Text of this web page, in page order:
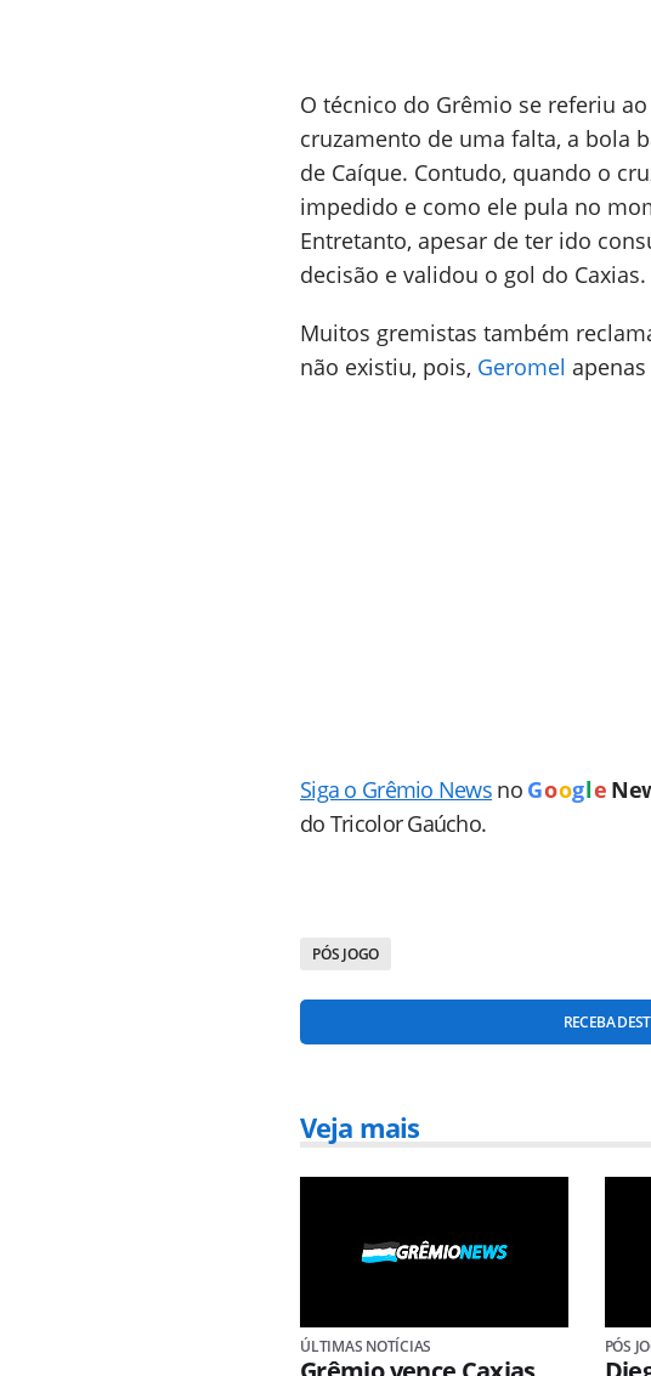
O técnico do Grêmio se referiu
cruzamento de uma falta, a bola
de Caíque. Contudo, quando o
impedido e como ele pula no
Entretanto, apesar de ter ido
decisão e validou o gol do Caxias.
Muitos gremistas também
não existiu, pois, Geromel
Siga o Grêmio News no Goog le
do Tricolor Gaúcho.
PÓS JOGO
RECEBA
Veja mais
ÚLTIMAS NOTÍCIAS PÓS